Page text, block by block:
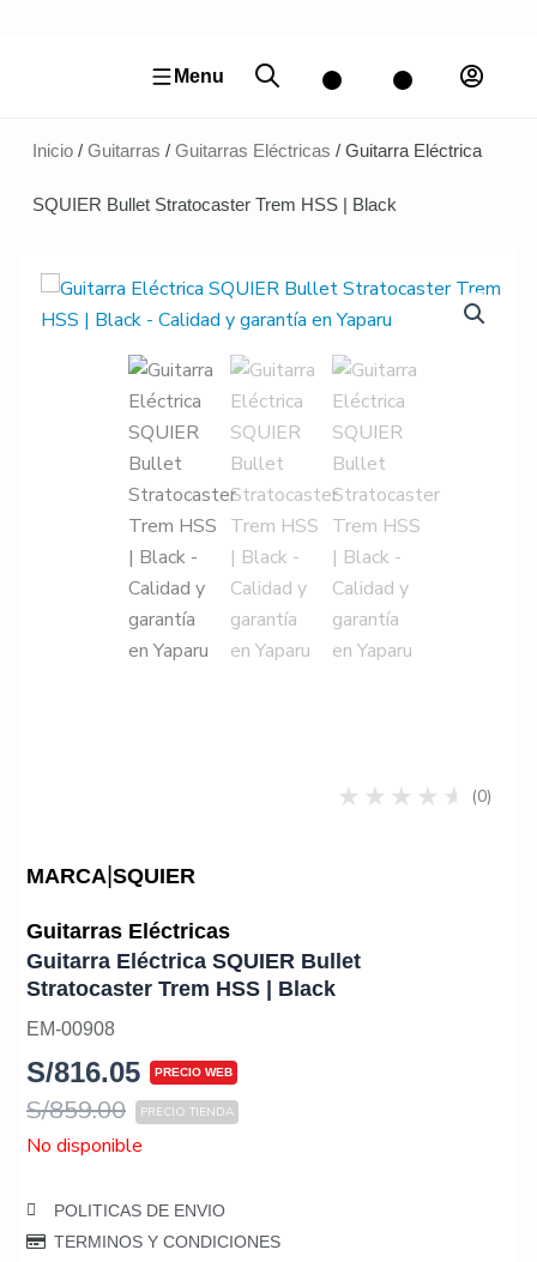
Menu
Inicio/ Guitarras / Guitarras Eléctricas / Guitarra Eléctrica
SQUIER Bullet Stratocaster Trem HSS | Black
(0)
MARCA|SQUIER
Guitarras Eléctricas
Guitarra Eléctrica SQUIER Bullet
Stratocaster Trem HSS | Black
EM-00908
S/859.00
S/816.05
No disponible
POLITICAS DE ENVIO
TERMINOS Y CONDICIONES